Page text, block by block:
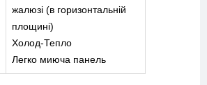
жалюзі (в горизонтальній
площині)
Холод-Тепло
Легко миюча панель